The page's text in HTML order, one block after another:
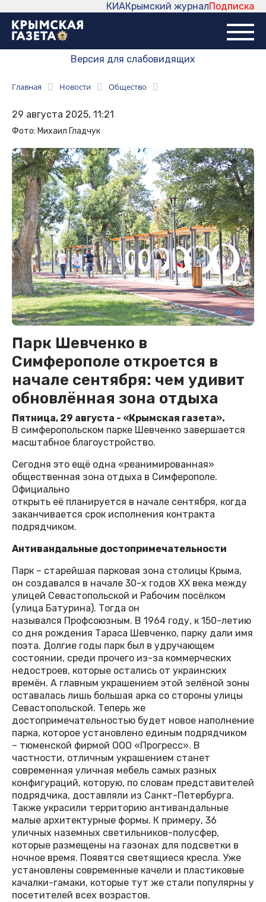
Подписка
Крымский журнал
КИА
Версия для слабовидящих
Главная Новости Общество
29 августа 2025, 11:21
Фото: Михаил Гладчук
Парк Шевченко в
Симферополе откроется в
начале сентября: чем удивит
обновлённая зона отдыха
Пятница, 29 августа - «Крымская газета».
В симферопольском парке Шевченко завершается
масштабное благоустройство.
Сегодня это ещё одна «реанимированная»
общественная зона отдыха в Симферополе.
Официально
открыть её планируется в начале сентября, когда
заканчивается срок исполнения контракта
подрядчиком.
Антивандальные достопримечательности
Парк – старейшая парковая зона столицы Крыма,
он создавался в начале 30-х годов XX века между
улицей Севастопольской и Рабочим посёлком
(улица Батурина). Тогда он
назывался Профсоюзным. В 1964 году, к 150-летию
со дня рождения Тараса Шевченко, парку дали имя
поэта. Долгие годы парк был в удручающем
состоянии, среди прочего из-за коммерческих
недостроев, которые остались от украинских
времён. А главным украшением этой зелёной зоны
оставалась лишь большая арка со стороны улицы
Севастопольской. Теперь же
достопримечательностью будет новое наполнение
парка, которое установлено единым подрядчиком
– тюменской фирмой ООО «Прогресс». В
частности, отличным украшением станет
современная уличная мебель самых разных
конфигураций, которую, по словам представителей
подрядчика, доставляли из Санкт-Петербурга.
Также украсили территорию антивандальные
малые архитектурные формы. К примеру, 36
уличных наземных светильников-полусфер,
которые размещены на газонах для подсветки в
ночное время. Появятся светящиеся кресла. Уже
установлены современные качели и пластиковые
качалки-гамаки, которые тут же стали популярны у
посетителей всех возрастов.